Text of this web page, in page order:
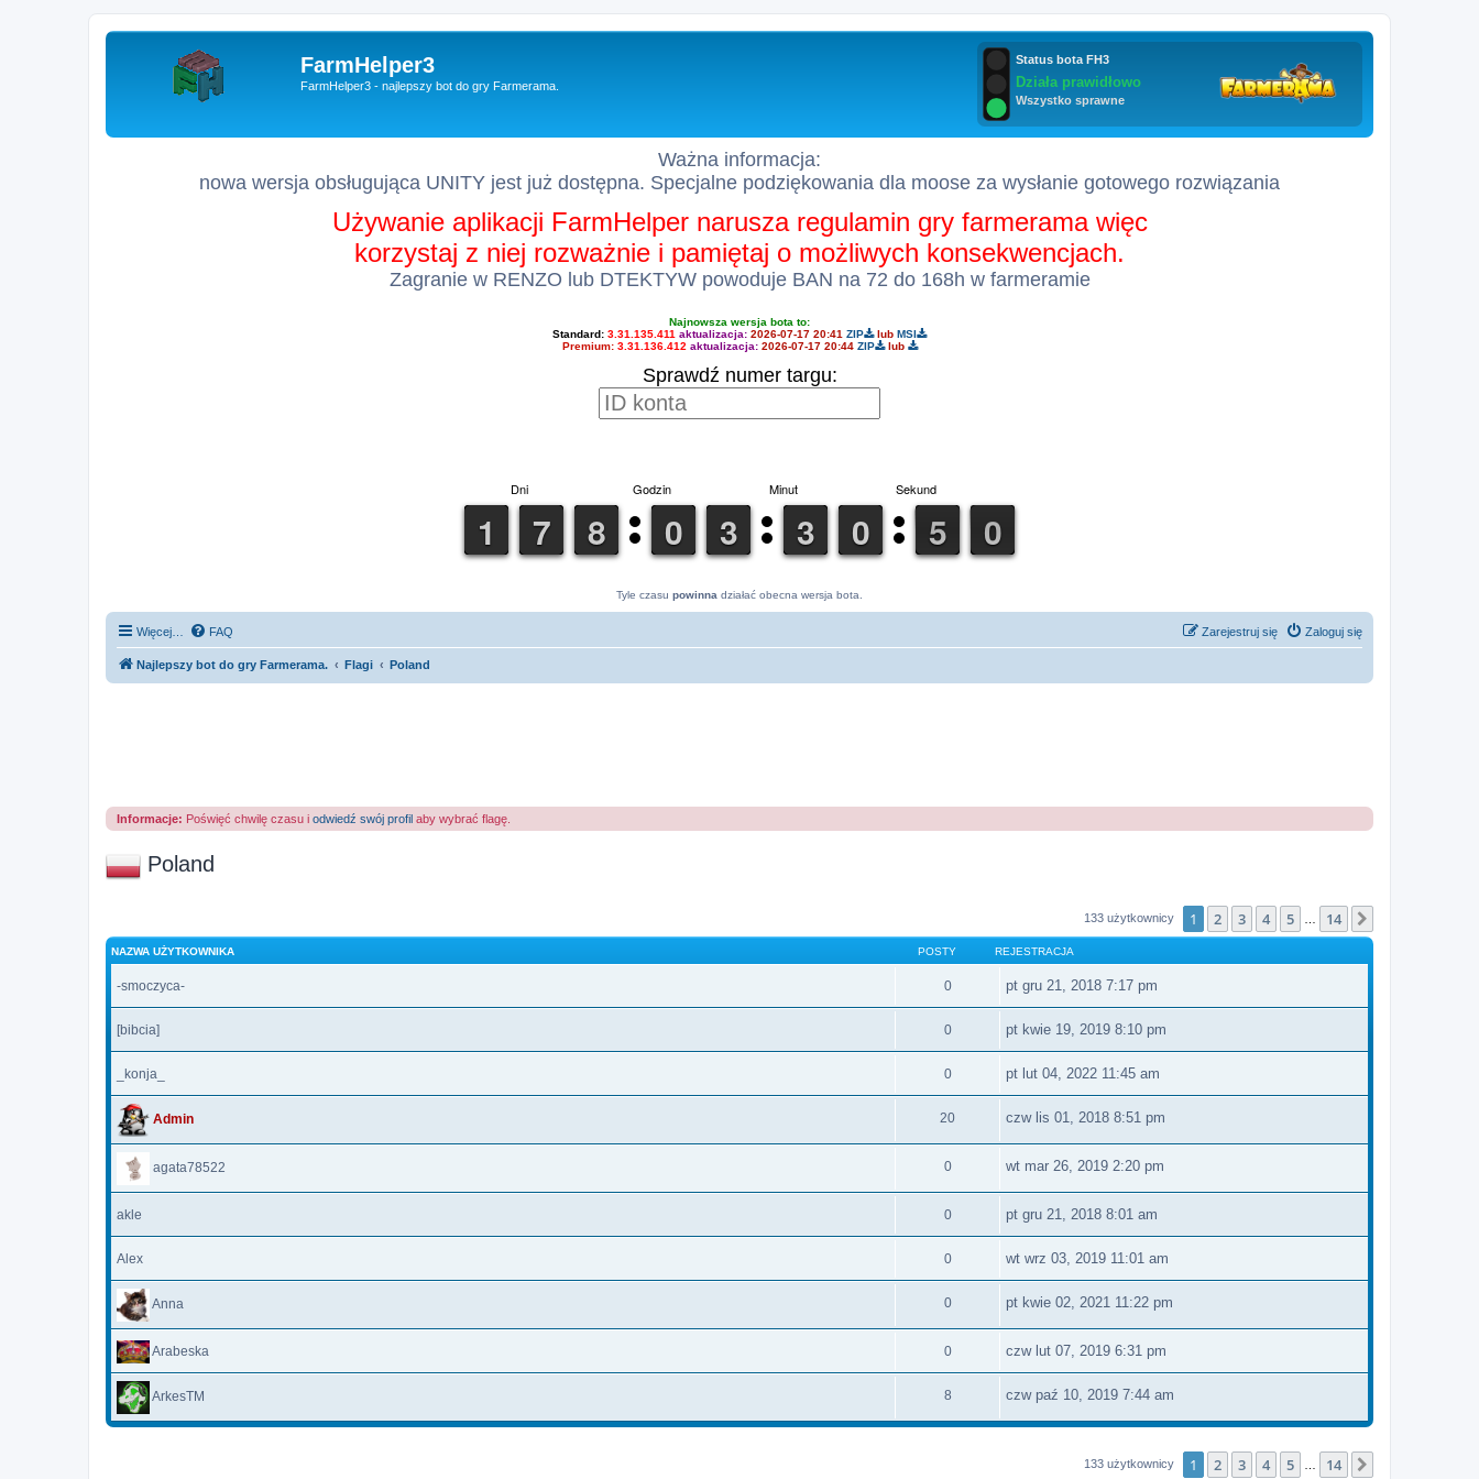
FarmHelper3
FarmHelper3 - najlepszy bot do gry Farmerama.
Ważna informacja:
nowa wersja obsługująca UNITY jest już dostępna. Specjalne podziękowania dla moose za wysłanie gotowego rozwiązania
Używanie aplikacji FarmHelper narusza regulamin gry farmerama więc
korzystaj z niej rozważnie i pamiętaj o możliwych konsekwencjach.
Zagranie w RENZO lub DTEKTYW powoduje BAN na 72 do 168h w farmeramie
Najnowsza wersja bota to:
Standard: 3.31.135.411 aktualizacja: 2026-07-17 20:41 ZIP lub MSI
Premium: 3.31.136.412 aktualizacja: 2026-07-17 20:44 ZIP lub
Sprawdź numer targu:
Tyle czasu powinna działać obecna wersja bota.
Więcej… FAQ Zaloguj się
Zarejestruj się
Najlepszy bot do gry Farmerama. Flagi Poland
Informacje: Poświęć chwilę czasu i odwiedź swój profil aby wybrać flagę.
Poland
133 użytkownicy 1 2 3 4 5 14
NAZWA UŻYTKOWNIKA POSTY REJESTRACJA
-smoczyca- 0 pt gru 21, 2018 7:17 pm
[bibcia] 0 pt kwie 19, 2019 8:10 pm
_konja_ 0 pt lut 04, 2022 11:45 am
Admin 20 czw lis 01, 2018 8:51 pm
agata78522 0 wt mar 26, 2019 2:20 pm
akle 0 pt gru 21, 2018 8:01 am
Alex 0 wt wrz 03, 2019 11:01 am
Anna 0 pt kwie 02, 2021 11:22 pm
Arabeska 0 czw lut 07, 2019 6:31 pm
ArkesTM 8 czw paź 10, 2019 7:44 am
133 użytkownicy 1 2 3 4 5 14